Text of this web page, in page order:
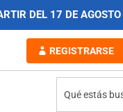
DEL 17 DE AGOSTO
REGISTRARSE